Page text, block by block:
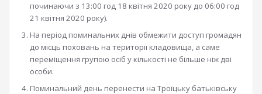
починаючи з 13:00 год 18 квітня 2020 року до 06:00 год
21 квітня 2020 року).
На період поминальних днів обмежити доступ громадян
до місць поховань на території кладовища, а саме
переміщення групою осіб у кількості не більше ніж дві
особи.
Поминальний день перенести на Троїцьку батьківську